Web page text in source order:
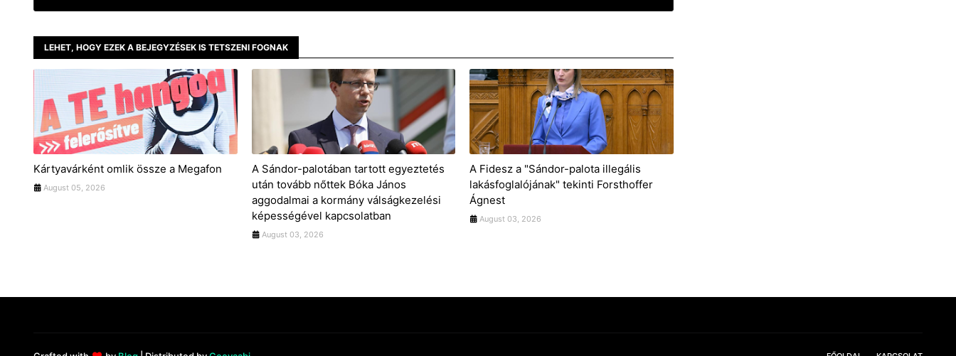
LEHET, HOGY EZEK A BEJEGYZÉSEK IS TETSZENI FOGNAK
Kártyavárként omlik össze a Megafon
August 05, 2026
A Sándor-palotában tartott egyeztetés
után tovább nőttek Bóka János
aggodalmai a kormány válságkezelési
képességével kapcsolatban
August 03, 2026
A Fidesz a "Sándor-palota illegális
lakásfoglalójának" tekinti Forsthoffer
Ágnest
August 03, 2026